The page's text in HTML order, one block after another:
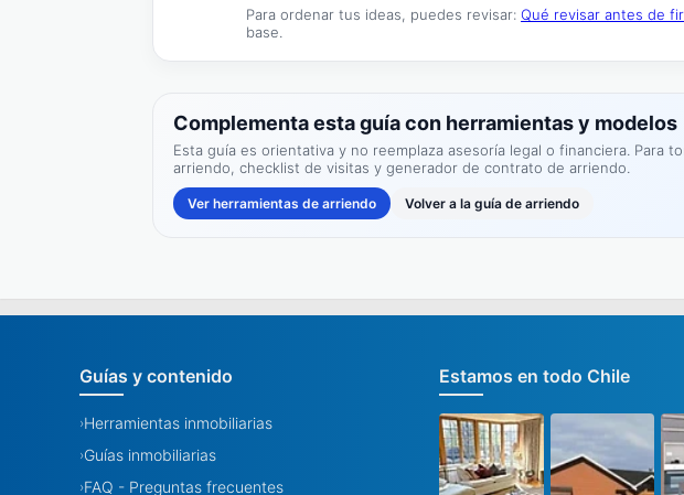
Para ordenar tus ideas, puedes revisar: Qué revisar antes de
base.
Complementa esta guía con herramientas y modelos
Esta guía es orientativa y no reemplaza asesoría legal o financiera. Para
arriendo, checklist de visitas y generador de contrato de arriendo.
Ver herramientas de arriendo Volver a la guía de arriendo
Guías y contenido
›Herramientas inmobiliarias
›Guías inmobiliarias
›FAQ - Preguntas frecuentes
Estamos en todo Chile